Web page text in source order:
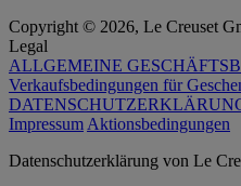
Copyright © 2026, Le Creuset
Legal
ALLGEMEINE
Verkaufsbedingungen für
Impressum Aktionsbedingungen
Datenschutz­erklärung von Le